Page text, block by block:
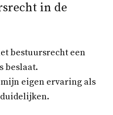
in de
bestuursrecht een
beslaat.
eigen ervaring als